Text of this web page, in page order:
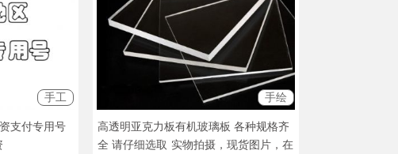
手工
支付专用号
手绘
高透明亚克力板有机玻璃板 各种规格齐
全 请仔细选取 实物拍摄，现货图片，在